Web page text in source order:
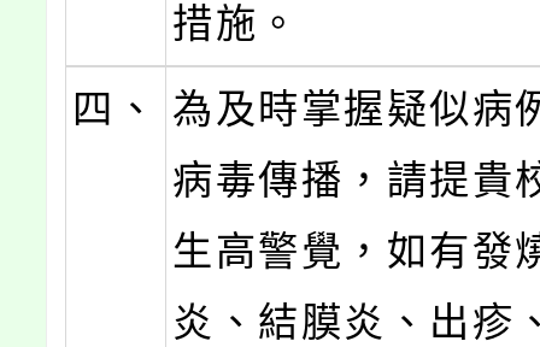
措施。
四、
為及時掌握疑似病
病毒傳播，請提貴
生高警覺，如有發
炎、結膜炎、出疹